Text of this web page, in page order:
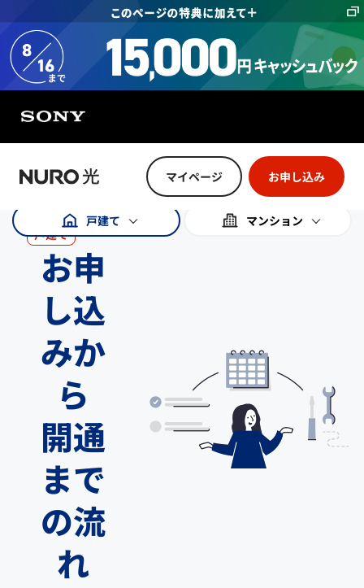
マイページ お申し込み
戸建て マンション
特に注記のない限り、記載の金額は全て税込金額です。
戸建て
お申
し込
みか
ら
開通
まで
の流
れ